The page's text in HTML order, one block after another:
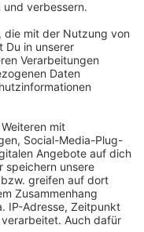
bei
auf der
werden.